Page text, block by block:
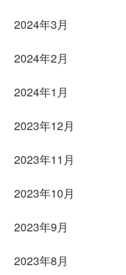
2024年3月
2024年2月
2024年1月
2023年12月
2023年11月
2023年10月
2023年9月
2023年8月